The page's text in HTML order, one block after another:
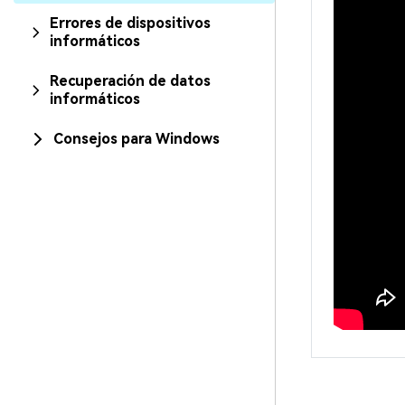
Errores de dispositivos
informáticos
Recuperación de datos
informáticos
Consejos para Windows